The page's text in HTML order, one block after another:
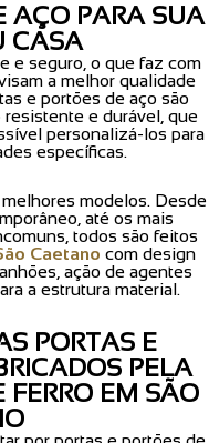
AÇO PARA SUA
CASA
e seguro, o que faz com
a melhor qualidade
e portões de aço são
e durável, que
personalizá-los para
específicas.
modelos. Desde
até os mais
todos são feitos
Caetano com design
ação de agentes
a estrutura material.
PORTAS E
PELA
FERRO EM SÃO